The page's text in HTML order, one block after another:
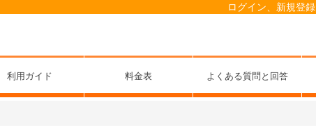
ログイン、新規登録
利用ガイド 料金表 よくある質問と回答